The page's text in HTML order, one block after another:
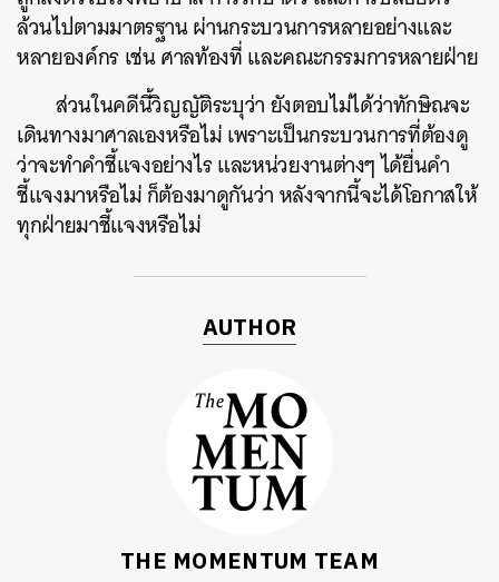
ล้วนไปตามมาตรฐาน ผ่านกระบวนการหลายอย่างและ
หลายองค์กร เช่น ศาลท้องที่ และคณะกรรมการหลายฝ่าย
ส่วนในคดีนี้วิญญัติระบุว่า ยังตอบไม่ได้ว่าทักษิณจะ
เดินทางมาศาลเองหรือไม่ เพราะเป็นกระบวนการที่ต้องดู
ว่าจะทำคำชี้แจงอย่างไร และหน่วยงานต่างๆ ได้ยื่นคำ
ชี้แจงมาหรือไม่ ก็ต้องมาดูกันว่า หลังจากนี้จะได้โอกาสให้
ทุกฝ่ายมาชี้แจงหรือไม่
AUTHOR
THE MOMENTUM TEAM
ค้นหา
SHARE TWEET LINE EMAIL